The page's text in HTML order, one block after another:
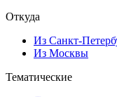
Откуда
Из Санкт-
Из Москвы
Тематические